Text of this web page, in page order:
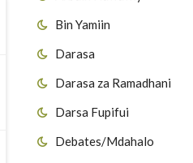
Bin Yamiin
Darasa
Darasa za Ramadhani
Darsa Fupifui
Debates/Mdahalo